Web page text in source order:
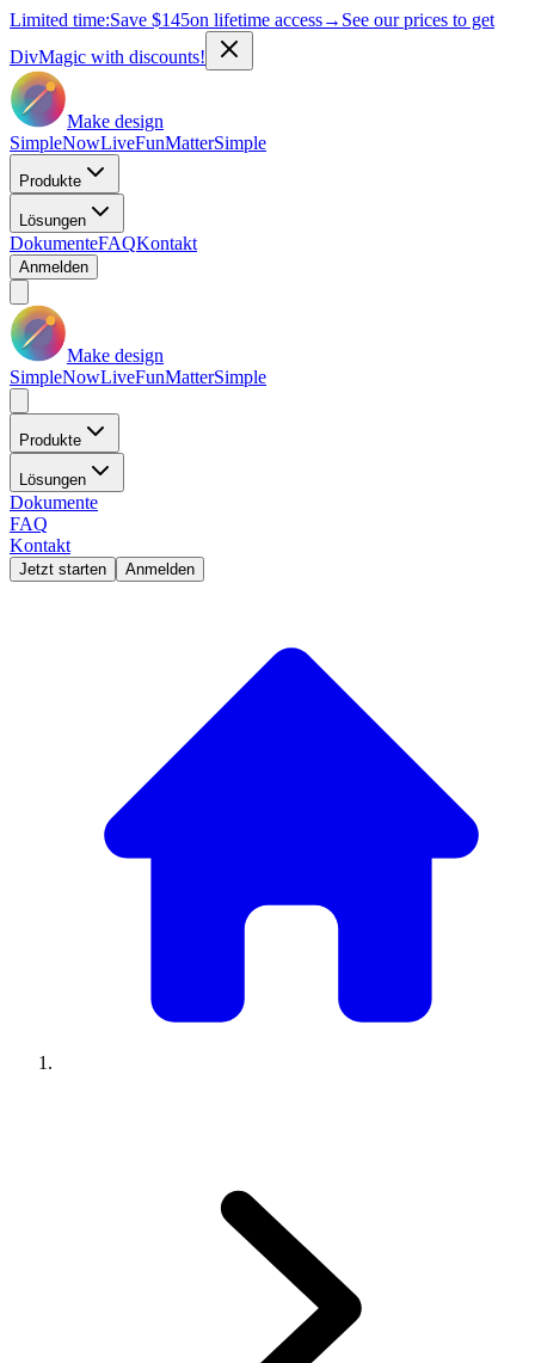
Limited time:Save $145on lifetime access→ See our prices to get
DivMagic with discounts!
Make design
SimpleNowLiveFunMatterSimple
Produkte
Lösungen
DokumenteFAQKontakt
Anmelden
Make design
SimpleNowLiveFunMatterSimple
Produkte
Lösungen
Dokumente
FAQ
Kontakt
Jetzt starten Anmelden